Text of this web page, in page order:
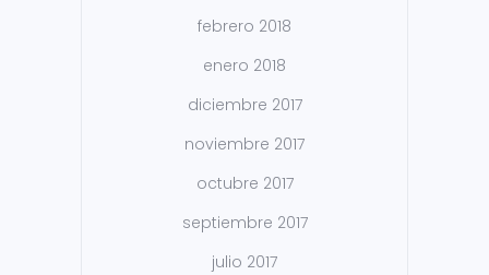
febrero 2018
enero 2018
diciembre 2017
noviembre 2017
octubre 2017
septiembre 2017
julio 2017